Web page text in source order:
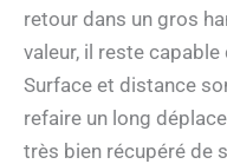
retour dans un gros
valeur, il reste
Surface et distance
refaire un long
très bien récupéré de